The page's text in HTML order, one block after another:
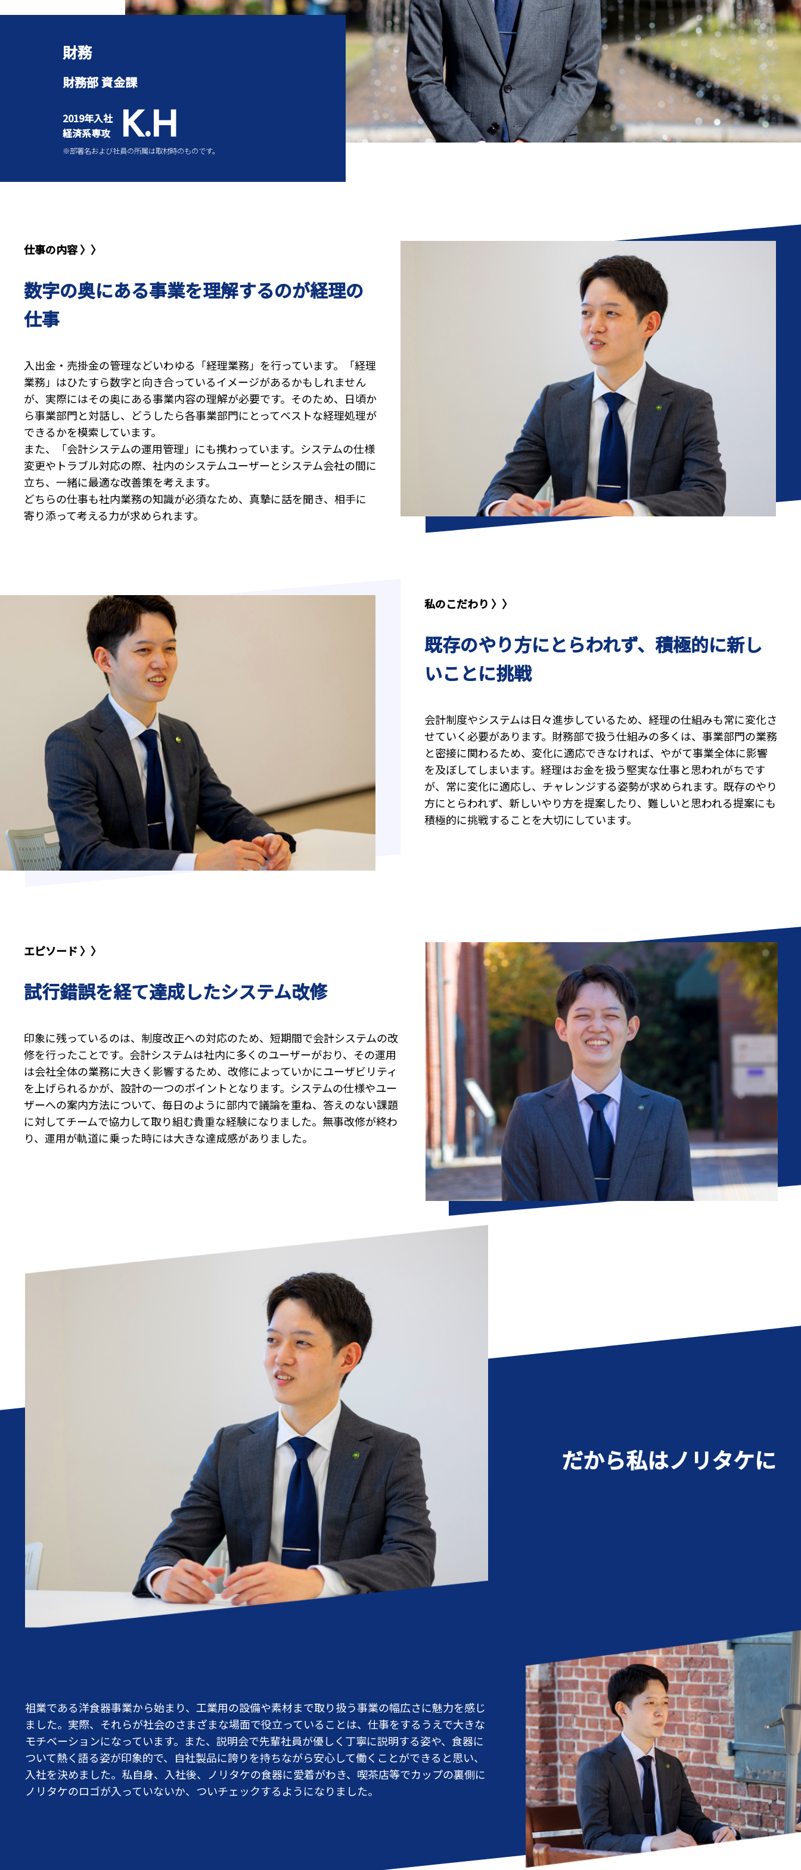
財務
財務部 資金課
2019年入社
経済系専攻
K.H
※部署名および社員の所属は取材時のものです。
仕事の内容 〉〉
数字の奥にある事業を理解するのが経理の
仕事
入出金・売掛金の管理などいわゆる「経理業務」を行っています。「経理
業務」はひたすら数字と向き合っているイメージがあるかもしれません
が、実際にはその奥にある事業内容の理解が必要です。そのため、日頃か
ら事業部門と対話し、どうしたら各事業部門にとってベストな経理処理が
できるかを模索しています。
また、「会計システムの運用管理」にも携わっています。システムの仕様
変更やトラブル対応の際、社内のシステムユーザーとシステム会社の間に
立ち、一緒に最適な改善策を考えます。
どちらの仕事も社内業務の知識が必須なため、真摯に話を聞き、相手に
寄り添って考える力が求められます。
私のこだわり 〉〉
既存のやり方にとらわれず、積極的に新し
いことに挑戦
会計制度やシステムは日々進歩しているため、経理の仕組みも常に変化さ
せていく必要があります。財務部で扱う仕組みの多くは、事業部門の業務
と密接に関わるため、変化に適応できなければ、やがて事業全体に影響
を及ぼしてしまいます。経理はお金を扱う堅実な仕事と思われがちです
が、常に変化に適応し、チャレンジする姿勢が求められます。既存のやり
方にとらわれず、新しいやり方を提案したり、難しいと思われる提案にも
積極的に挑戦することを大切にしています。
エピソード 〉〉
試行錯誤を経て達成したシステム改修
印象に残っているのは、制度改正への対応のため、短期間で会計システムの改
修を行ったことです。会計システムは社内に多くのユーザーがおり、その運用
は会社全体の業務に大きく影響するため、改修によっていかにユーザビリティ
を上げられるかが、設計の一つのポイントとなります。システムの仕様やユー
ザーへの案内方法について、毎日のように部内で議論を重ね、答えのない課題
に対してチームで協力して取り組む貴重な経験になりました。無事改修が終わ
り、運用が軌道に乗った時には大きな達成感がありました。
だから私はノリタケに
祖業である洋食器事業から始まり、工業用の設備や素材まで取り扱う事業の幅広さに魅力を感じ
ました。実際、それらが社会のさまざまな場面で役立っていることは、仕事をするうえで大きな
モチベーションになっています。また、説明会で先輩社員が優しく丁寧に説明する姿や、食器に
ついて熱く語る姿が印象的で、自社製品に誇りを持ちながら安心して働くことができると思い、
入社を決めました。私自身、入社後、ノリタケの食器に愛着がわき、喫茶店等でカップの裏側に
ノリタケのロゴが入っていないか、ついチェックするようになりました。